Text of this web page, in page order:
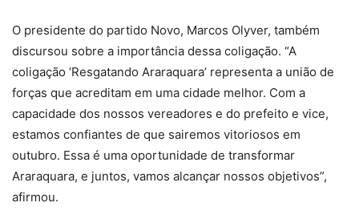
O presidente do partido Novo, Marcos Olyver, também
discursou sobre a importância dessa coligação. “A
coligação ‘Resgatando Araraquara’ representa a união de
forças que acreditam em uma cidade melhor. Com a
capacidade dos nossos vereadores e do prefeito e vice,
estamos confiantes de que sairemos vitoriosos em
outubro. Essa é uma oportunidade de transformar
Araraquara, e juntos, vamos alcançar nossos objetivos”,
afirmou.